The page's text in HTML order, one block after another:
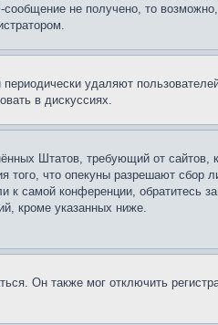
не получено, то
удаляют
в дискуссиях.
Штатов, требующий от сайтов,
того, что опекуны разрешают сбор
самой конференции, обратитесь
кроме указанных ниже.
Он также мог отключить